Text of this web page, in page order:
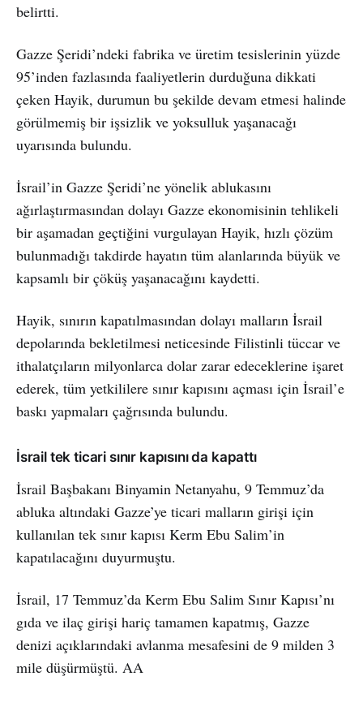
belirtti.
Gazze Şeridi’ndeki fabrika ve üretim tesislerinin yüzde
95’inden fazlasında faaliyetlerin durduğuna dikkati
çeken Hayik, durumun bu şekilde devam etmesi halinde
görülmemiş bir işsizlik ve yoksulluk yaşanacağı
uyarısında bulundu.
İsrail’in Gazze Şeridi’ne yönelik ablukasını
ağırlaştırmasından dolayı Gazze ekonomisinin tehlikeli
bir aşamadan geçtiğini vurgulayan Hayik, hızlı çözüm
bulunmadığı takdirde hayatın tüm alanlarında büyük ve
kapsamlı bir çöküş yaşanacağını kaydetti.
Hayik, sınırın kapatılmasından dolayı malların İsrail
depolarında bekletilmesi neticesinde Filistinli tüccar ve
ithalatçıların milyonlarca dolar zarar edeceklerine işaret
ederek, tüm yetkililere sınır kapısını açması için İsrail’e
baskı yapmaları çağrısında bulundu.
İsrail tek ticari sınır kapısını da kapattı
İsrail Başbakanı Binyamin Netanyahu, 9 Temmuz’da
abluka altındaki Gazze’ye ticari malların girişi için
kullanılan tek sınır kapısı Kerm Ebu Salim’in
kapatılacağını duyurmuştu.
İsrail, 17 Temmuz’da Kerm Ebu Salim Sınır Kapısı’nı
gıda ve ilaç girişi hariç tamamen kapatmış, Gazze
denizi açıklarındaki avlanma mesafesini de 9 milden 3
mile düşürmüştü. AA